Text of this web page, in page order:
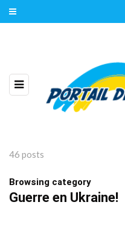
46 posts
Browsing category
Guerre en Ukraine!